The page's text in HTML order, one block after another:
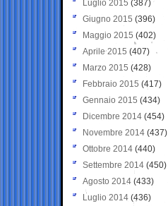
Luglio 2015 (387)
Giugno 2015 (396)
Maggio 2015 (402)
Aprile 2015 (407)
Marzo 2015 (428)
Febbraio 2015 (417)
Gennaio 2015 (434)
Dicembre 2014 (454)
Novembre 2014 (437)
Ottobre 2014 (440)
Settembre 2014 (450)
Agosto 2014 (433)
Luglio 2014 (436)